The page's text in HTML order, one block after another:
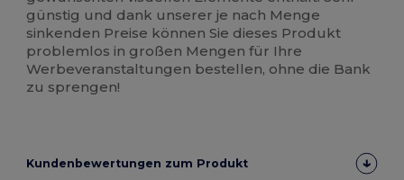
günstig und dank unserer je nach Menge
sinkenden Preise können Sie dieses Produkt
problemlos in großen Mengen für Ihre
Werbeveranstaltungen bestellen, ohne die Bank
zu sprengen!
Kundenbewertungen zum Produkt